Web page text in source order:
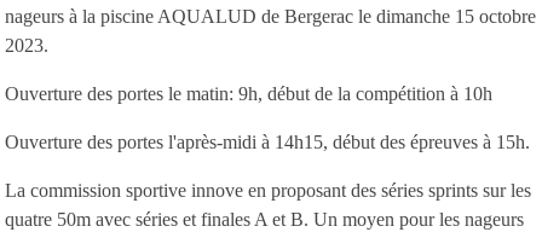
nageurs à la piscine AQUALUD de Bergerac le dimanche 15 octobre
2023.
Ouverture des portes le matin: 9h, début de la compétition à 10h
Ouverture des portes l'après-midi à 14h15, début des épreuves à 15h.
La commission sportive innove en proposant des séries sprints sur les
quatre 50m avec séries et finales A et B. Un moyen pour les nageurs